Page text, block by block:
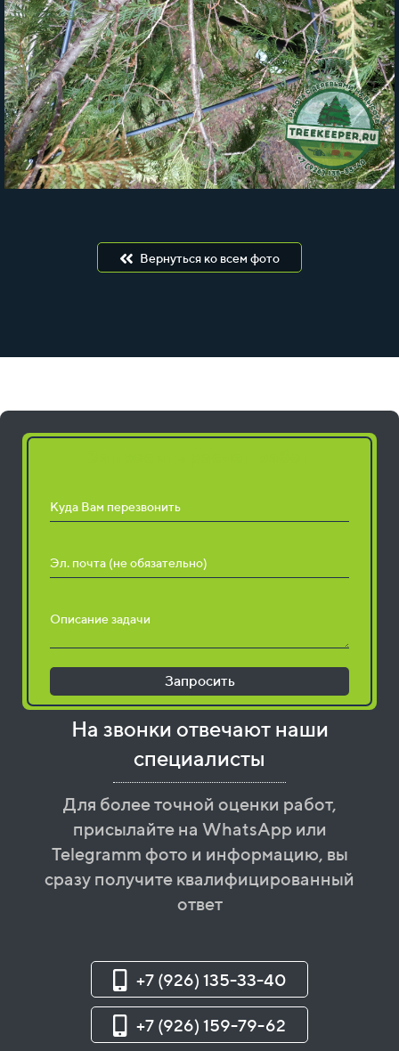
Вернуться ко всем фото
Куда Вам перезвонить
Эл. почта (не обязательно)
Описание задачи
Запросить
На звонки отвечают наши
специалисты
Для более точной оценки работ,
присылайте на WhatsApp или
Telegramm фото и информацию, вы
сразу получите квалифицированный
ответ
+7 (926) 135-33-40
+7 (926) 159-79-62